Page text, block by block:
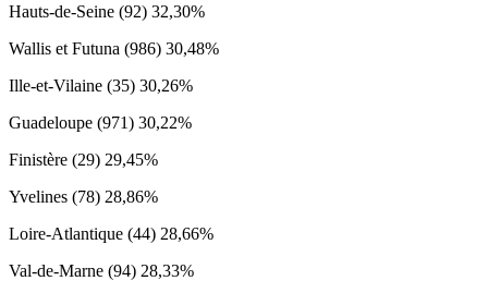
Hauts-de-Seine (92) 32,30%
Wallis et Futuna (986) 30,48%
Ille-et-Vilaine (35) 30,26%
Guadeloupe (971) 30,22%
Finistère (29) 29,45%
Yvelines (78) 28,86%
Loire-Atlantique (44) 28,66%
Val-de-Marne (94) 28,33%